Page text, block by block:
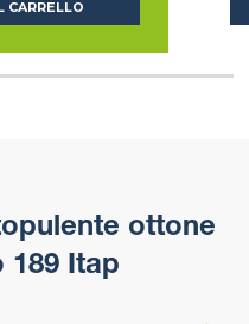
CARRELLO
ottone
189 Itap